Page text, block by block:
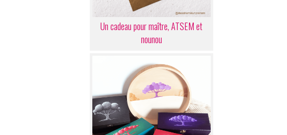
Un cadeau pour maître, ATSEM et
nounou